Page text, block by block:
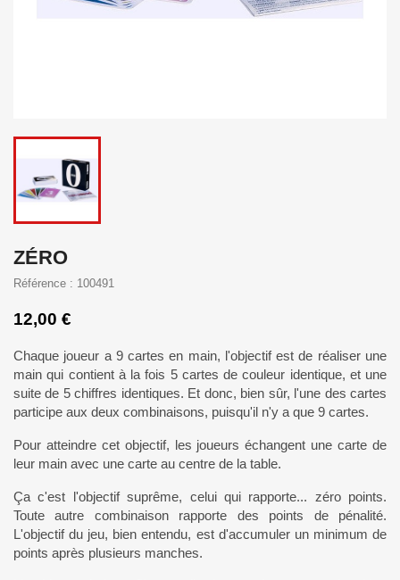
ZÉRO
Référence : 100491
12,00 €
Chaque joueur a 9 cartes en main, l'objectif est de réaliser une
main qui contient à la fois 5 cartes de couleur identique, et une
suite de 5 chiffres identiques. Et donc, bien sûr, l'une des cartes
participe aux deux combinaisons, puisqu'il n'y a que 9 cartes.
Pour atteindre cet objectif, les joueurs échangent une carte de
leur main avec une carte au centre de la table.
Ça c'est l'objectif suprême, celui qui rapporte... zéro points.
Toute autre combinaison rapporte des points de pénalité.
L'objectif du jeu, bien entendu, est d'accumuler un minimum de
points après plusieurs manches.